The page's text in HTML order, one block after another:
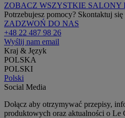
ZOBACZ WSZYSTKIE SALONY
Potrzebujesz pomocy? Skontaktuj się
ZADZWOŃ DO NAS
+48 22 487 98 26
Wyślij nam email
Kraj & Język
POLSKA
POLSKI
Polski
Social Media
Dołącz aby otrzymywać przepisy,
produktowych oraz aktualności o Le